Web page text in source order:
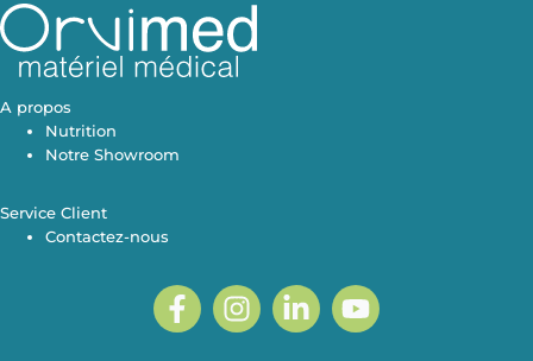
A propos
Nutrition
Notre Showroom
Service Client
Contactez-nous